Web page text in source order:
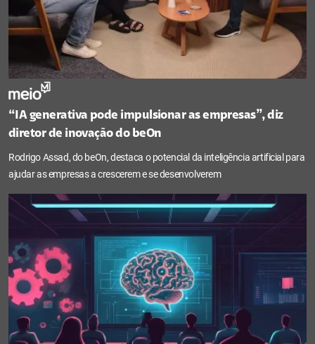
“IA generativa pode impulsionar as empresas”, diz
diretor de inovação do beOn
Rodrigo Assad, do beOn, destaca o potencial da inteligência artificial para
ajudar as empresas a crescerem e se desenvolverem